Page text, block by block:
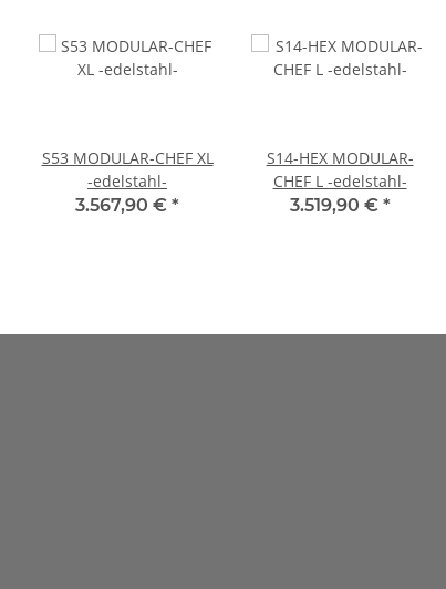
S53 MODULAR-CHEF XL
-edelstahl-
3.567,90 € *
S14-HEX MODULAR-
CHEF L -edelstahl-
3.519,90 € *